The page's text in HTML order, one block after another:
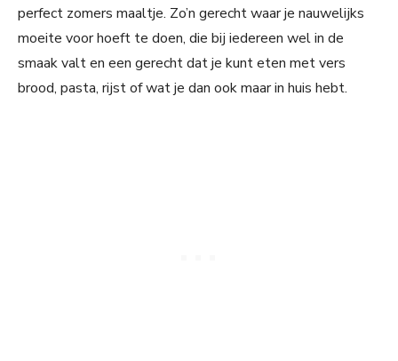
perfect zomers maaltje. Zo’n gerecht waar je nauwelijks
moeite voor hoeft te doen, die bij iedereen wel in de
smaak valt en een gerecht dat je kunt eten met vers
brood, pasta, rijst of wat je dan ook maar in huis hebt.